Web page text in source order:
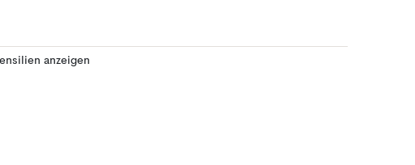
anzeigen